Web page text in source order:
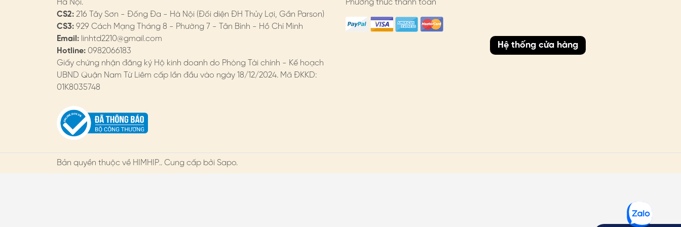
Hà Nội.
CS2: 216 Tây Sơn - Đống Đa - Hà Nội (Đối diện ĐH Thủy Lợi, Gần Parson)
CS3: 929 Cách Mạng Tháng 8 - Phường 7 - Tân Bình - Hồ Chí Minh
Email: linhtd2210@gmail.com
Hotline: 0982066183
Giấy chứng nhận đăng ký Hộ kinh doanh do Phòng Tài chính - Kế hoạch
UBND Quận Nam Từ Liêm cấp lần đầu vào ngày 18/12/2024. Mã ĐKKD:
01K8035748
Phương thức thanh toán
Hệ thống cửa hàng
Bản quyền thuộc về HIMHIP.. Cung cấp bởi Sapo.